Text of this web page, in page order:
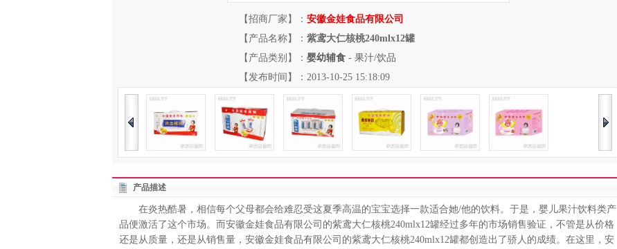
【招商厂家】： 安徽金娃食品有限公司
【产品名称】： 紫鸢大仁核桃240mlx12罐
【产品类别】： 婴幼辅食 - 果汁/饮品
【发布时间】：2013-10-25 15:18:09
产品描述
在炎热酷暑，相信每个父母都会给难忍受这夏季高温的宝宝选择一款适合她/他的饮料。于是，婴儿果汁饮料类产
品便激活了这个市场。而安徽金娃食品有限公司的紫鸢大仁核桃240mlx12罐经过多年的市场销售验证，不管是从价格
还是从质量，还是从销售量，安徽金娃食品有限公司的紫鸢大仁核桃240mlx12罐都创造出了骄人的成绩。在这里，安